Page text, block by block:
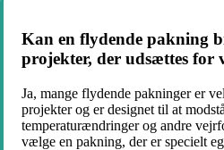
Kan en flydende pakning
projekter, der udsættes for
Ja, mange flydende pakninger er
projekter og er designet til at
temperaturændringer og andre
vælge en pakning, der er specielt